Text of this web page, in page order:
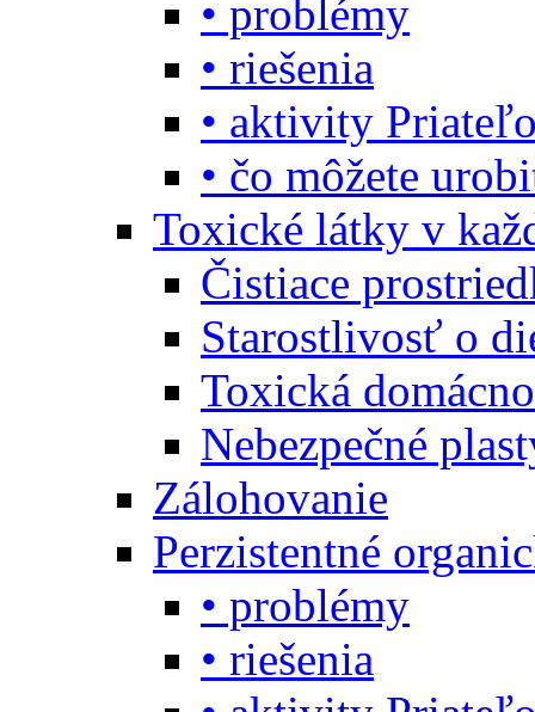
• problémy
• riešenia
• aktivity
• čo môžete
Toxické látky v
Čistiace
Starostlivosť o
Toxická
Nebezpečné
Zálohovanie
Perzistentné
• problémy
• riešenia